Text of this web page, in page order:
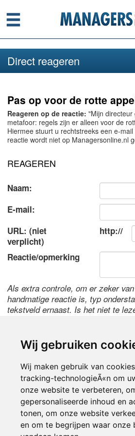
Wij gebruiken
Wij maken gebruik van
tracking-technologieÃ«n om
onze website te verbeteren,
gepersonaliseerde inhoud en
tonen, om onze website
en om te begrijpen waar onze
Menu
Direct reageren
Pas op voor de rotte
Reageren op de reactie: "Mijn
metafoor: regels zijn er alleen voor de
Hiermee stuurt u rechtstreeks een e-
reactie wordt niet op Managersonline.nl
REAGEREN
Naam:
E-mail:
URL: (niet
verplicht)
http://
Reactie/opmerking
Als extra controle, om er zeker
handmatige reactie is, typ
tekstveld ernaast. Is het niet te
Inloggen